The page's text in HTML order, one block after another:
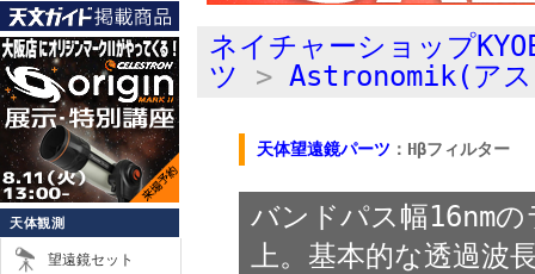
天体観測
望遠鏡セット
ネイチャーショップ
ツ
> Astronomik(ア
天体望遠鏡パーツ ：Hβフィルター
バンドパス幅16nm
上。基本的な透過波